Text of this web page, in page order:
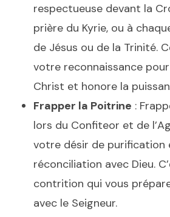
respectueuse devant la
prière du Kyrie, ou à
de Jésus ou de la Trinité.
votre reconnaissance
Christ et honore la
Frapper la Poitrine :
lors du Confiteor et de
votre désir de purification
réconciliation avec Dieu.
contrition qui vous
avec le Seigneur.